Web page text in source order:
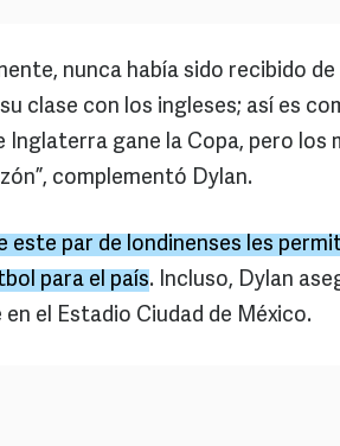
nunca había sido recibido
clase con los ingleses; así es
Inglaterra gane la Copa, pero los
complementó Dylan.
este par de londinenses les
para el país. Incluso, Dylan
el Estadio Ciudad de México.